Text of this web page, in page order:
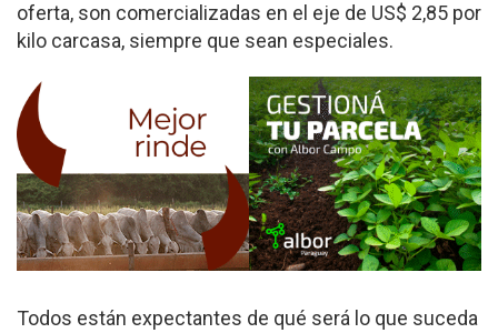
oferta, son comercializadas en el eje de US$ 2,85 por
kilo carcasa, siempre que sean especiales.
Todos están expectantes de qué será lo que suceda